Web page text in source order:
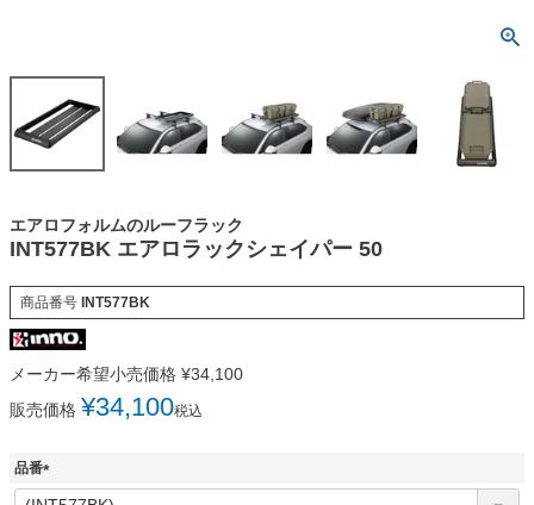
エアロフォルムのルーフラック
INT577BK エアロラックシェイパー 50
商品番号 INT577BK
メーカー希望小売価格 ¥34,100
販売価格 ¥34,100税込
品番
(